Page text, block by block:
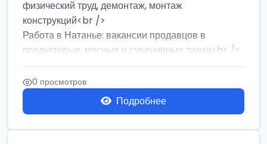
физический труд, демонтаж, монтаж
конструкций<br />
Работа в Натанье: вакансии продавцов в
продуктовые, мясные и сувенирные лавки<br />
Разнорабочий на сборку м...
0 просмотров
Подробнее